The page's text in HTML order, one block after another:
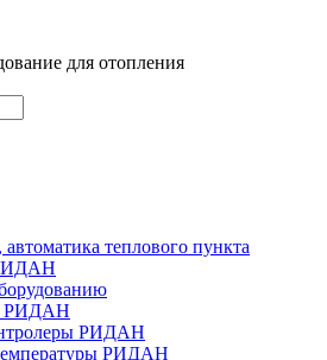
для отопления
теплового пункта
РИДАН
РИДАН
РИДАН